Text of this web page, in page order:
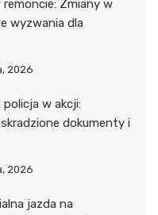
remoncie: Zmiany w
wyzwania dla
2026
policja w akcji:
dokumenty i
2026
jazda na